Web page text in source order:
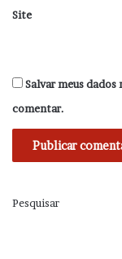
Site
Salvar meus
comentar.
Pesquisar